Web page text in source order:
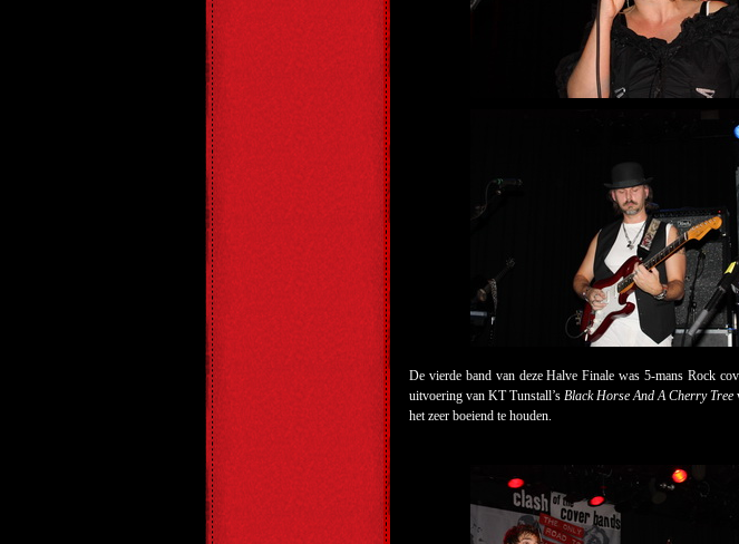
De vierde band van deze Halve Finale was 5-mans Rock
uitvoering van KT Tunstall’sBlack Horse And A Cherry Tree
het zeer boeiend te houden.